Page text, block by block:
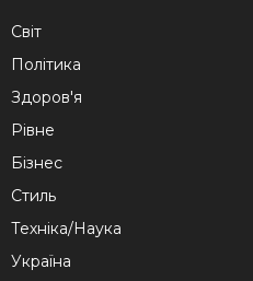
Cвіт
Політика
Здоров'я
Рівне
Бізнес
Стиль
Техніка/Наука
Україна